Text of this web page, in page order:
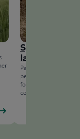
de
la
liste
fin
de
la
liste
Sport
la vie
Parce que le sport
permet de se
fort, nous soutenons
ceux qui font vivre le